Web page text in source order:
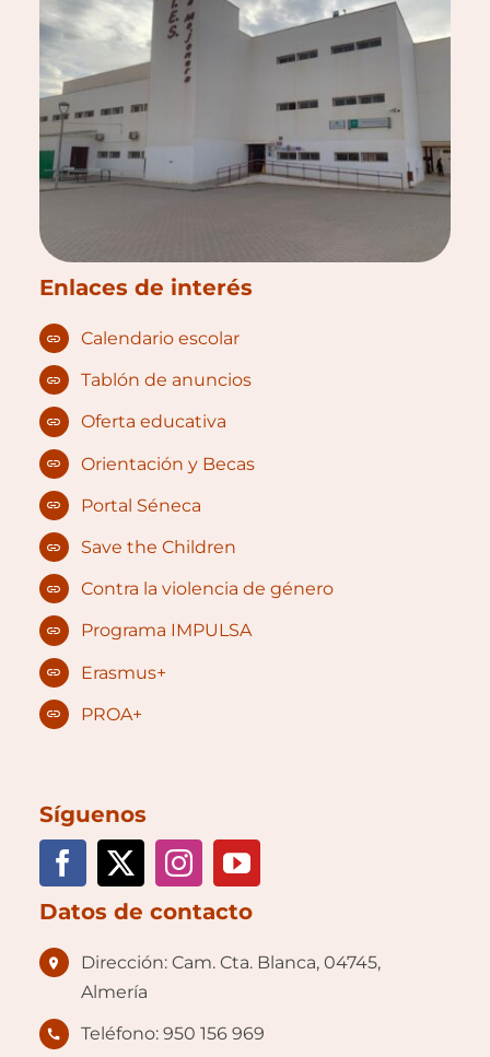
Enlaces de interés
Calendario escolar
Tablón de anuncios
Oferta educativa
Orientación y Becas
Portal Séneca
Save the Children
Contra la violencia de género
Programa IMPULSA
Erasmus+
PROA+
Síguenos
Datos de contacto
Dirección: Cam. Cta. Blanca, 04745,
Almería
Teléfono: 950 156 969